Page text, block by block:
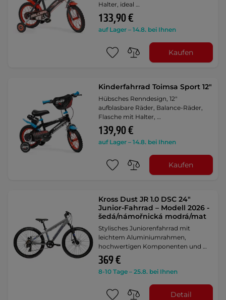
Halter, ideal …
133,90 €
auf Lager – 14.8. bei Ihnen
Kaufen
Kinderfahrrad Toimsa Sport 12"
Hübsches Renndesign, 12"
aufblasbare Räder, Balance-Räder,
Flasche mit Halter, …
139,90 €
auf Lager – 14.8. bei Ihnen
Kaufen
Kross Dust JR 1.0 DSC 24"
Junior-Fahrrad – Modell 2026 -
šedá/námořnická modrá/mat
Stylisches Juniorenfahrrad mit
leichtem Aluminiumrahmen,
hochwertigen Komponenten und …
369 €
8-10 Tage – 25.8. bei Ihnen
Detail